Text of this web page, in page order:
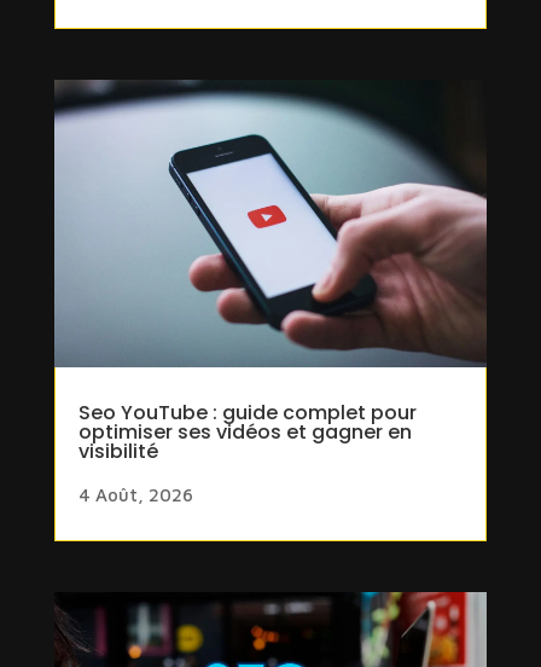
Seo YouTube : guide complet pour
optimiser ses vidéos et gagner en
visibilité
4 Août, 2026